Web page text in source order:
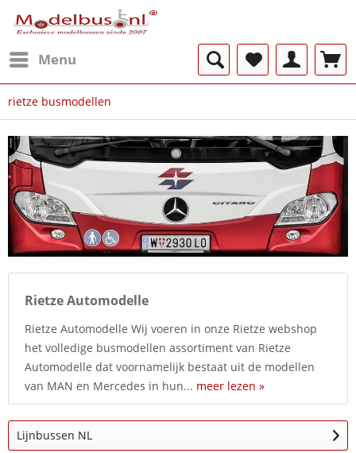
Menu
rietze busmodellen
Rietze Automodelle
Rietze Automodelle Wij voeren in onze Rietze webshop
het volledige busmodellen assortiment van Rietze
Automodelle dat voornamelijk bestaat uit de modellen
van MAN en Mercedes in hun... meer lezen »
Lijnbussen NL